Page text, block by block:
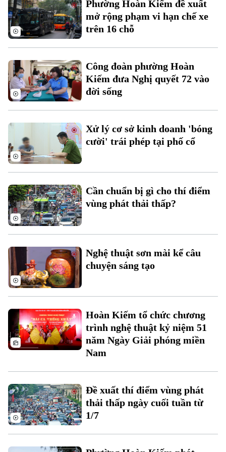
Theo dõi Hà Nội On
Đất đai
Kinh nghiệm
Xe máy
Thị trường
Đánh giá
Tuyển sinh
Tin tức
Làng nghề
Di tích
Sức khỏe
Dinh dưỡng
Tư vấn sức khỏe
Bóng đá
Giải trí
Tin tức
Sao
Điện ảnh
Âm nhạc
Phường Hoàn Kiếm đề xuất
mở rộng phạm vi hạn chế xe
trên 16 chỗ
Công đoàn phường Hoàn
Kiếm đưa Nghị quyết 72 vào
đời sống
Xử lý cơ sở kinh doanh 'bóng
cười' trái phép tại phố cổ
Cần chuẩn bị gì cho thí điểm
vùng phát thải thấp?
Nghệ thuật sơn mài kể câu
chuyện sáng tạo
Hoàn Kiếm tổ chức chương
trình nghệ thuật kỷ niệm 51
năm Ngày Giải phóng miền
Nam
Đề xuất thí điểm vùng phát
thải thấp ngày cuối tuần từ
1/7